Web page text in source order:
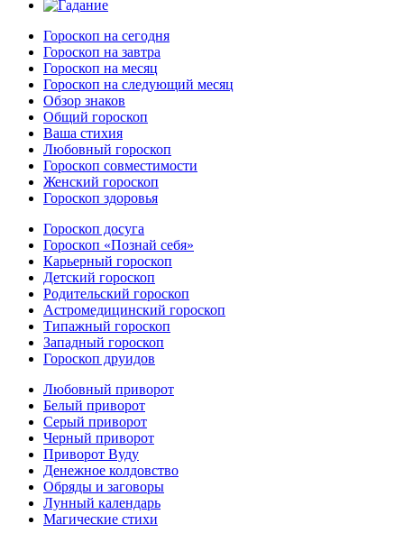
Гороскоп на сегодня
Гороскоп на завтра
Гороскоп на месяц
Гороскоп на следующий месяц
Обзор знаков
Общий гороскоп
Ваша стихия
Любовный гороскоп
Гороскоп совместимости
Женский гороскоп
Гороскоп здоровья
Гороскоп досуга
Гороскоп «Познай себя»
Карьерный гороскоп
Детский гороскоп
Родительский гороскоп
Астромедицинский гороскоп
Типажный гороскоп
Западный гороскоп
Гороскоп друидов
Любовный приворот
Белый приворот
Серый приворот
Черный приворот
Приворот Вуду
Денежное колдовство
Обряды и заговоры
Лунный календарь
Магические стихи